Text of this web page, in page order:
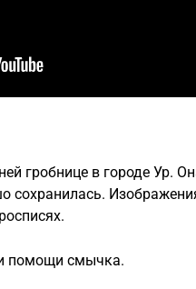
гробнице в городе Ур.
сохранилась.
помощи смычка.